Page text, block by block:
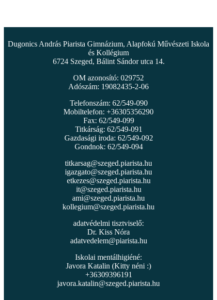
Dugonics András Piarista Gimnázium, Alapfokú Művészeti Iskola
és Kollégium
6724 Szeged, Bálint Sándor utca 14.
OM azonosító: 029752
Adószám: 19082435-2-06
Telefonszám: 62/549-090
Mobiltelefon: +36305356290
Fax: 62/549-099
Titkárság: 62/549-091
Gazdasági iroda: 62/549-092
Gondnok: 62/549-094
titkarsag@szeged.piarista.hu
igazgato@szeged.piarista.hu
etkezes@szeged.piarista.hu
it@szeged.piarista.hu
ami@szeged.piarista.hu
kollegium@szeged.piarista.hu
adatvédelmi tisztviselő:
Dr. Kiss Nóra
adatvedelem@piarista.hu
Iskolai mentálhigiéné:
Javora Katalin (Kitty néni :)
+36309396191
javora.katalin@szeged.piarista.hu